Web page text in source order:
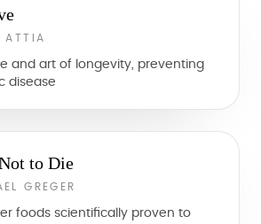
ATTIA
and art of longevity, preventing
disease
to Die
GREGER
foods scientifically proven to